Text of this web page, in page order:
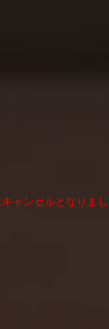
ャンセルとなりまし